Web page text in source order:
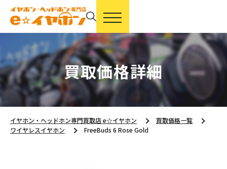
買取価格詳細
イヤホン・ヘッドホン専門買取店 e☆イヤホン
買取価格一覧
ワイヤレスイヤホン
FreeBuds 6 Rose Gold